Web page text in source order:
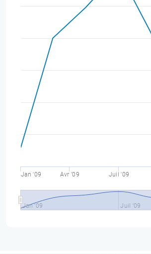
Jan '09 Avr '09 Juil '09
Jan '09 Juil '09